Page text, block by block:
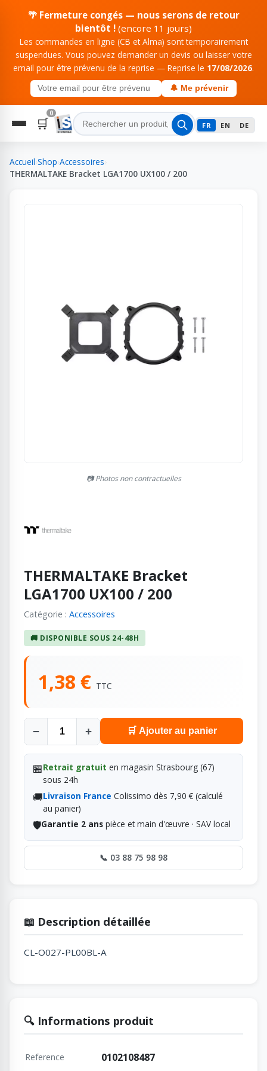
🌴 Fermeture congés — nous serons de retour
bientôt ! (encore 11 jours)
Les commandes en ligne (CB et Alma) sont temporairement
suspendues. Vous pouvez demander un devis ou laisser votre
email pour être prévenu de la reprise — Reprise le 17/08/2026.
🔔 Me prévenir
🛒
0
FR EN DE
Accueil Shop Accessoires
THERMALTAKE Bracket LGA1700 UX100 / 200
📷 Photos non contractuelles
THERMALTAKE Bracket
LGA1700 UX100 / 200
Catégorie : Accessoires
🚚 DISPONIBLE SOUS 24-48H
1,38 € TTC
− + 🛒 Ajouter au panier
🏪Retrait gratuit en magasin Strasbourg (67)
sous 24h
🚚Livraison France Colissimo dès 7,90 € (calculé
au panier)
🛡️Garantie 2 anspièce et main d'œuvre · SAV local
📞 03 88 75 98 98
📖 Description détaillée
CL-O027-PL00BL-A
🔍 Informations produit
Reference 0102108487